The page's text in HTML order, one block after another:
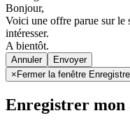
Bonjour,
Voici une offre parue sur le
intéresser.
A bientôt.
Annuler
× Fermer la fenêtre
Enregistrer mon